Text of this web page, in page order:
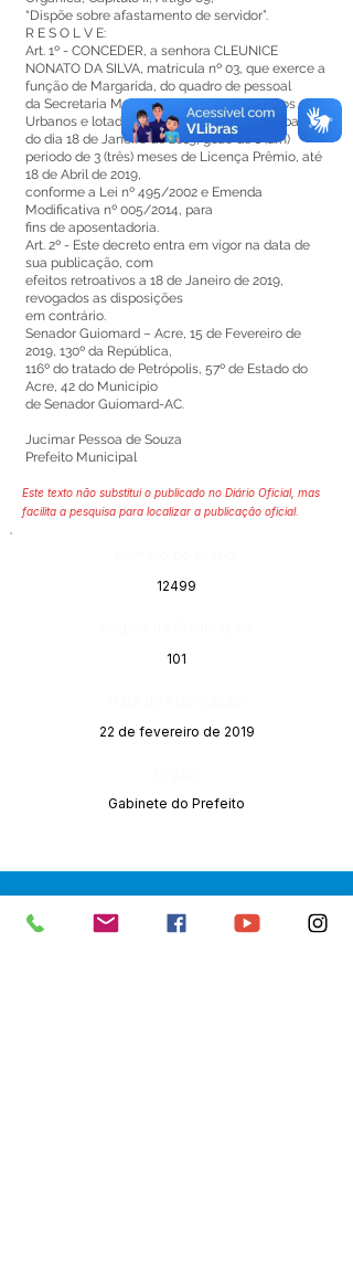
“Dispõe sobre afastamento de servidor”.
R E S O L V E:
Art. 1º - CONCEDER, a senhora CLEUNICE
NONATO DA SILVA, matrícula nº 03, que exerce a
função de Margarida, do quadro de pessoal
da Secretaria Municipal de Obras e Serviços
Urbanos e lotada na referida Secretaria, a partir
do dia 18 de Janeiro de 2019, gozo de 1 (um)
período de 3 (três) meses de Licença Prêmio, até
18 de Abril de 2019,
conforme a Lei nº 495/2002 e Emenda
Modificativa nº 005/2014, para
fins de aposentadoria.
Art. 2º - Este decreto entra em vigor na data de
sua publicação, com
efeitos retroativos a 18 de Janeiro de 2019,
revogados as disposições
em contrário.
Senador Guiomard – Acre, 15 de Fevereiro de
2019, 130º da República,
116º do tratado de Petrópolis, 57º de Estado do
Acre, 42 do Município
de Senador Guiomard-AC.
Jucimar Pessoa de Souza
Prefeito Municipal
Este texto não substitui o publicado no Diário Oficial, mas
facilita a pesquisa para localizar a publicação oficial.
12499
101
22 de fevereiro de 2019
Gabinete do Prefeito